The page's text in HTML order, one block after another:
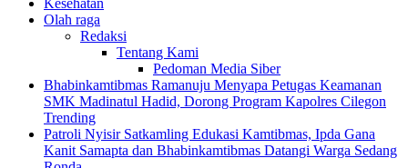
Kesehatan
Olah raga
Redaksi
Tentang Kami
Pedoman Media Siber
Bhabinkamtibmas Ramanuju Menyapa Petugas Keamanan
SMK Madinatul Hadid, Dorong Program Kapolres Cilegon
Trending
Patroli Nyisir Satkamling Edukasi Kamtibmas, Ipda Gana
Kanit Samapta dan Bhabinkamtibmas Datangi Warga Sedang